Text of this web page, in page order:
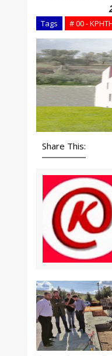
Tags # 00 -
Share This: